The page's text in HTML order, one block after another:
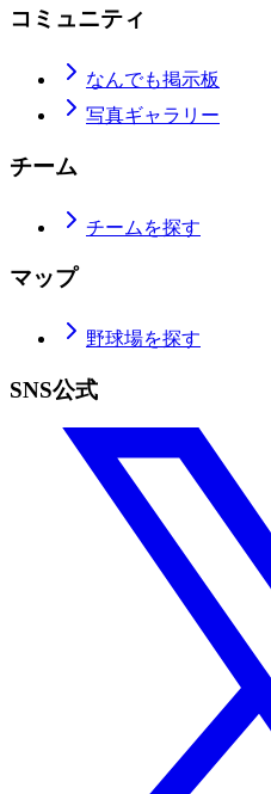
コミュニティ
なんでも掲示板
写真ギャラリー
チーム
チームを探す
マップ
野球場を探す
SNS公式